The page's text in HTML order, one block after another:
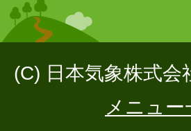
(C) 日本気象株式会
メニュー